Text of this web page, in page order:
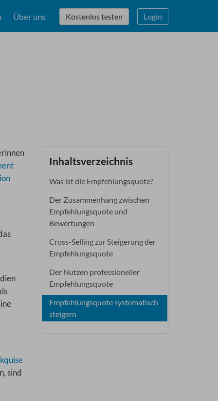
Über uns Kostenlos testen Login
sind
Inhaltsverzeichnis
Was ist die Empfehlungsquote?
Der Zusammenhang zwischen
Empfehlungsquote und
Bewertungen
Cross-Selling zur Steigerung der
Empfehlungsquote
Der Nutzen professioneller
Empfehlungsquote
Empfehlungsquote systematisch
steigern